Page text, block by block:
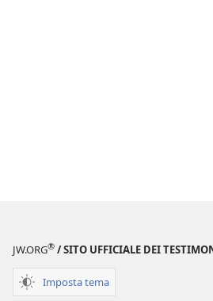
JW.ORG® / SITO UFFICIALE DEI
Imposta tema